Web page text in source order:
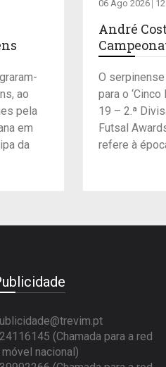
ao
pela
em
da
06 Ago 2026
André
O
para o
19 – 2.ª
Futsal
refere à
(Chamada para a red
nacional)